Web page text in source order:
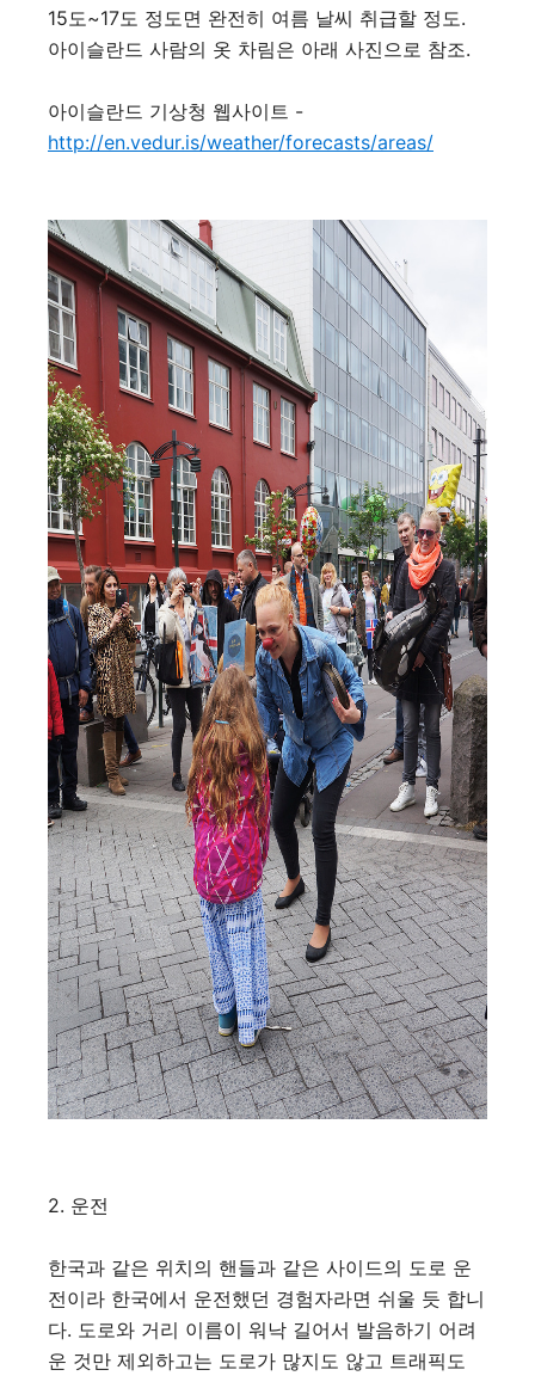
15도~17도 정도면 완전히 여름 날씨 취급할 정도.
아이슬란드 사람의 옷 차림은 아래 사진으로 참조.
아이슬란드 기상청 웹사이트 -
http://en.vedur.is/weather/forecasts/areas/
2. 운전
한국과 같은 위치의 핸들과 같은 사이드의 도로 운
전이라 한국에서 운전했던 경험자라면 쉬울 듯 합니
다. 도로와 거리 이름이 워낙 길어서 발음하기 어려
운 것만 제외하고는 도로가 많지도 않고 트래픽도